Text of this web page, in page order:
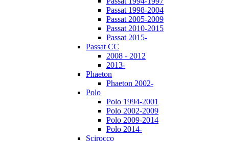
Passat 1998-2004
Passat 2005-2009
Passat 2010-2015
Passat 2015-
Passat CC
2008 - 2012
2013-
Phaeton
Phaeton 2002-
Polo
Polo 1994-2001
Polo 2002-2009
Polo 2009-2014
Polo 2014-
Scirocco